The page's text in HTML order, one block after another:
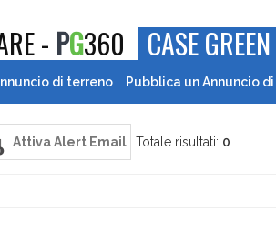
- PG360 CASE
di terreno Pubblica un Annuncio
Attiva Alert Email Totale risultati: 0